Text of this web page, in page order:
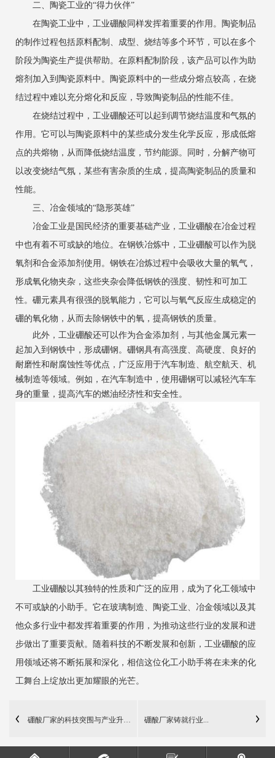
二、陶瓷工业的“得力伙伴”
在陶瓷工业中，工业硼酸同样发挥着重要的作用。陶瓷制品
的制作过程包括原料配制、成型、烧结等多个环节，可以在多个
阶段为陶瓷生产提供帮助。在原料配制阶段，该产品可以作为助
熔剂加入到陶瓷原料中。陶瓷原料中的一些成分熔点较高，在烧
结过程中难以充分熔化和反应，导致陶瓷制品的性能不佳。
在烧结过程中，工业硼酸还可以起到调节烧结温度和气氛的
作用。它可以与陶瓷原料中的某些成分发生化学反应，形成低熔
点的共熔物，从而降低烧结温度，节约能源。同时，分解产物可
以改变烧结气氛，某些有害杂质的生成，提高陶瓷制品的质量和
性能。
三、冶金领域的“隐形英雄”
冶金工业是国民经济的重要基础产业，工业硼酸在冶金过程
中也有着不可或缺的地位。在钢铁冶炼中，工业硼酸可以作为脱
氧剂和合金添加剂使用。钢铁在冶炼过程中会吸收大量的氧气，
形成氧化物夹杂，这些夹杂会降低钢铁的强度、韧性和可加工
性。硼元素具有很强的脱氧能力，它可以与氧气反应生成稳定的
硼的氧化物，从而去除钢铁中的氧，提高钢铁的质量。
此外，工业硼酸还可以作为合金添加剂，与其他金属元素一
起加入到钢铁中，形成硼钢。硼钢具有高强度、高硬度、良好的
耐磨性和耐腐蚀性等优点，广泛应用于汽车制造、航空航天、机
械制造等领域。例如，在汽车制造中，使用硼钢可以减轻汽车车
身的重量，提高汽车的燃油经济性和安全性。
工业硼酸以其独特的性质和广泛的应用，成为了化工领域中
不可或缺的小助手。它在玻璃制造、陶瓷工业、冶金领域以及其
他众多行业中都发挥着重要的作用，为推动这些行业的发展和进
步做出了重要贡献。随着科技的不断发展和创新，工业硼酸的应
用领域还将不断拓展和深化，相信这位化工小助手将在未来的化
工舞台上绽放出更加耀眼的光芒。
硼酸厂家的科技突围与产业升级之路硼酸厂家铸就行业...